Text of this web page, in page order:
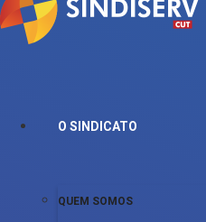
O SINDICATO
QUEM SOMOS